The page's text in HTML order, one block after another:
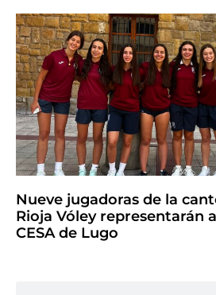
Nueve jugadoras de la
Rioja Vóley representarán
CESA de Lugo